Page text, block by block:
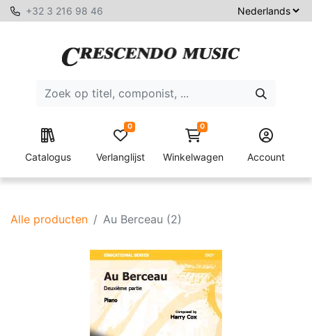
+32 3 216 98 46
Catalogus Verlanglijst
0 0
Winkelwagen Account
Alle producten Au Berceau (2)